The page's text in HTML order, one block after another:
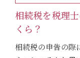
相続税を税理
くら？
相続税の申告の際